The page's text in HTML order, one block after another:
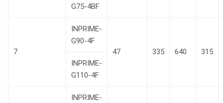
G75-4BF
7
INPRIME-
G90-4F
47
335 640
315
INPRIME-
G110-4F
INPRIME-